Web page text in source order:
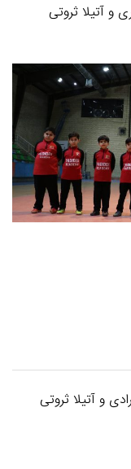
مرادی و آتیلا ثروتی